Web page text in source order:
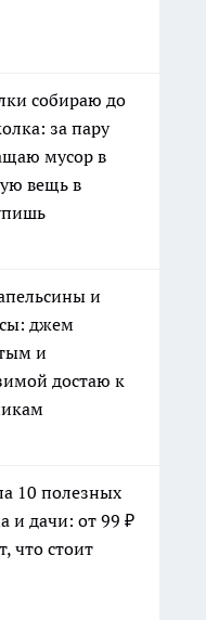
собираю до
за пару
мусор в
вещь в
и
джем
и
достаю к
10 полезных
и дачи: от 99 ₽
что стоит